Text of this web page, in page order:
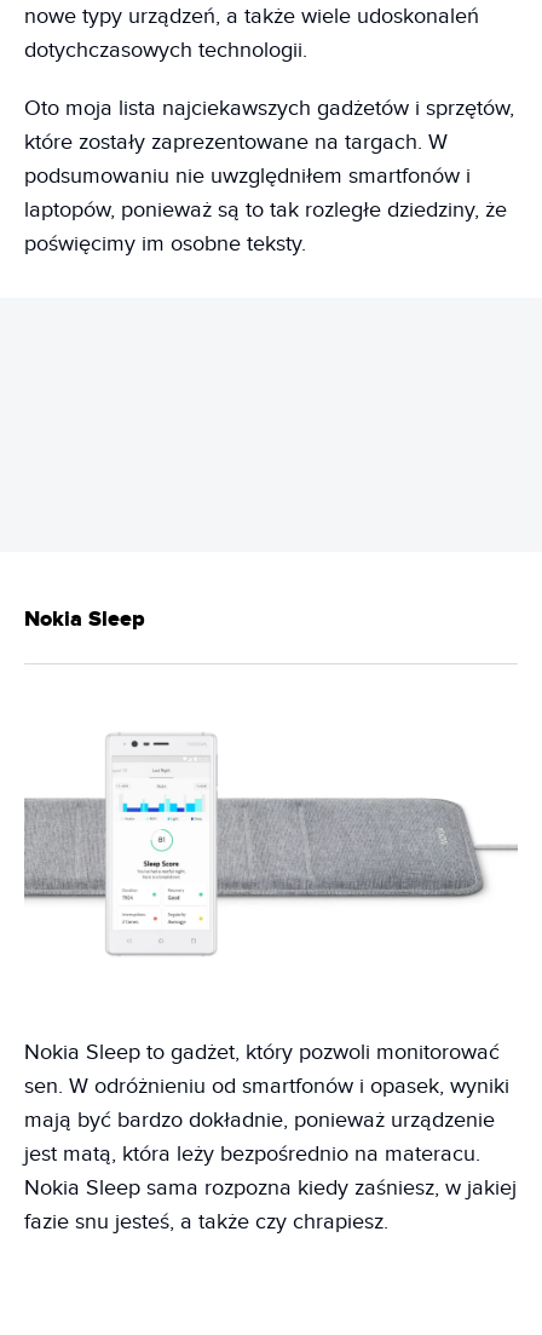
nowe typy urządzeń, a także wiele udoskonaleń
dotychczasowych technologii.
Oto moja lista najciekawszych gadżetów i sprzętów,
które zostały zaprezentowane na targach. W
podsumowaniu nie uwzględniłem smartfonów i
laptopów, ponieważ są to tak rozległe dziedziny, że
poświęcimy im osobne teksty.
Nokia Sleep
Nokia Sleep to gadżet, który pozwoli monitorować
sen. W odróżnieniu od smartfonów i opasek, wyniki
mają być bardzo dokładnie, ponieważ urządzenie
jest matą, która leży bezpośrednio na materacu.
Nokia Sleep sama rozpozna kiedy zaśniesz, w jakiej
fazie snu jesteś, a także czy chrapiesz.